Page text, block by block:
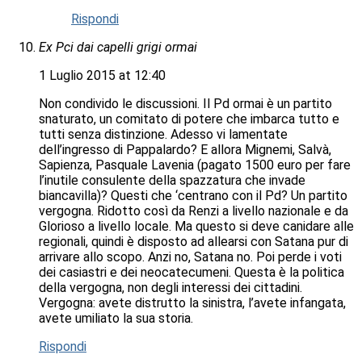
Rispondi
Ex Pci dai capelli grigi ormai
1 Luglio 2015 at 12:40
Non condivido le discussioni. Il Pd ormai è un partito
snaturato, un comitato di potere che imbarca tutto e
tutti senza distinzione. Adesso vi lamentate
dell’ingresso di Pappalardo? E allora Mignemi, Salvà,
Sapienza, Pasquale Lavenia (pagato 1500 euro per fare
l’inutile consulente della spazzatura che invade
biancavilla)? Questi che ‘centrano con il Pd? Un partito
vergogna. Ridotto così da Renzi a livello nazionale e da
Glorioso a livello locale. Ma questo si deve canidare alle
regionali, quindi è disposto ad allearsi con Satana pur di
arrivare allo scopo. Anzi no, Satana no. Poi perde i voti
dei casiastri e dei neocatecumeni. Questa è la politica
della vergogna, non degli interessi dei cittadini.
Vergogna: avete distrutto la sinistra, l’avete infangata,
avete umiliato la sua storia.
Rispondi